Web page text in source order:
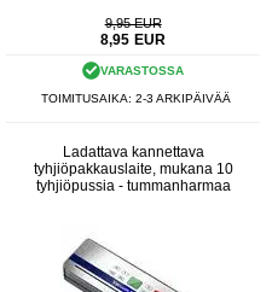
9,95 EUR
8,95 EUR
VARASTOSSA
TOIMITUSAIKA: 2-3 ARKIPÄIVÄÄ
Ladattava kannettava
tyhjiöpakkauslaite, mukana 10
tyhjiöpussia - tummanharmaa